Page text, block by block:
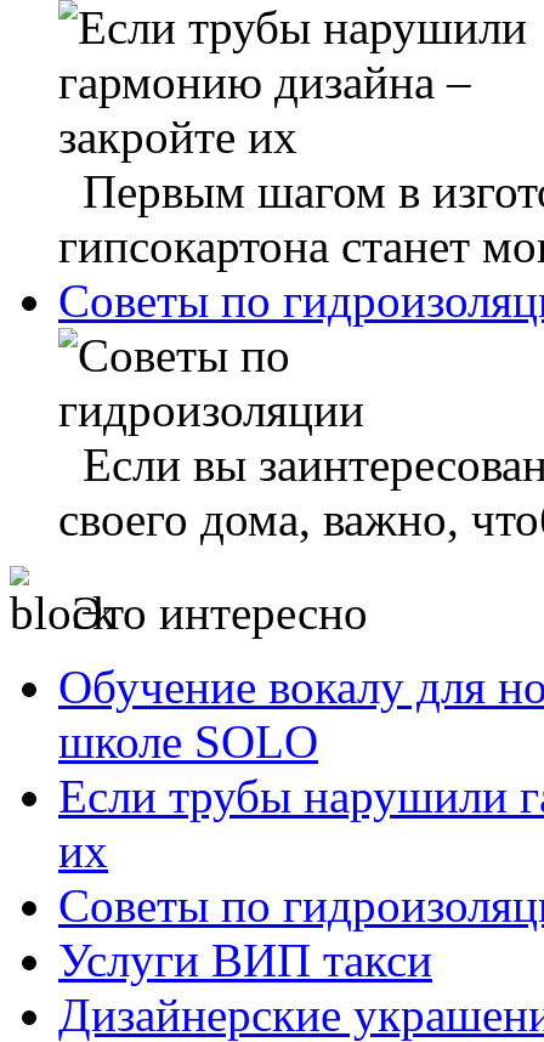
Первым шагом в
гипсокартона станет
Советы по
Если вы
своего дома, важно,
Это интересно
Обучение вокалу для
школе SOLO
Если трубы нарушили
их
Советы по
Услуги ВИП такси
Дизайнерские